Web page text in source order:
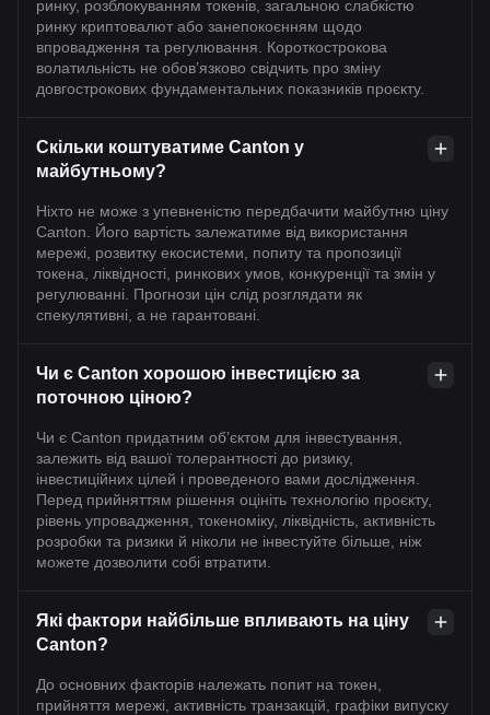
ринку, розблокуванням токенів, загальною слабкістю
ринку криптовалют або занепокоєнням щодо
впровадження та регулювання. Короткострокова
волатильність не обов’язково свідчить про зміну
довгострокових фундаментальних показників проєкту.
Скільки коштуватиме Canton у
майбутньому?
Ніхто не може з упевненістю передбачити майбутню ціну
Canton. Його вартість залежатиме від використання
мережі, розвитку екосистеми, попиту та пропозиції
токена, ліквідності, ринкових умов, конкуренції та змін у
регулюванні. Прогнози цін слід розглядати як
спекулятивні, а не гарантовані.
Чи є Canton хорошою інвестицією за
поточною ціною?
Чи є Canton придатним об’єктом для інвестування,
залежить від вашої толерантності до ризику,
інвестиційних цілей і проведеного вами дослідження.
Перед прийняттям рішення оцініть технологію проєкту,
рівень упровадження, токеноміку, ліквідність, активність
розробки та ризики й ніколи не інвестуйте більше, ніж
можете дозволити собі втратити.
Які фактори найбільше впливають на ціну
Canton?
До основних факторів належать попит на токен,
прийняття мережі, активність транзакцій, графіки випуску